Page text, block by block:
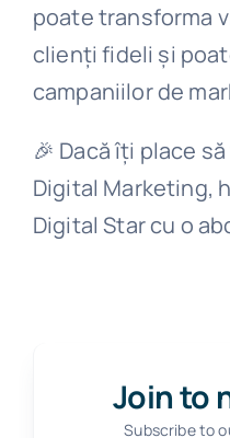
poate transforma
clienți fideli și
campaniilor de
🎉 Dacă îți place
Digital Marketing,
Digital Star cu o
Join to
Subscribe to